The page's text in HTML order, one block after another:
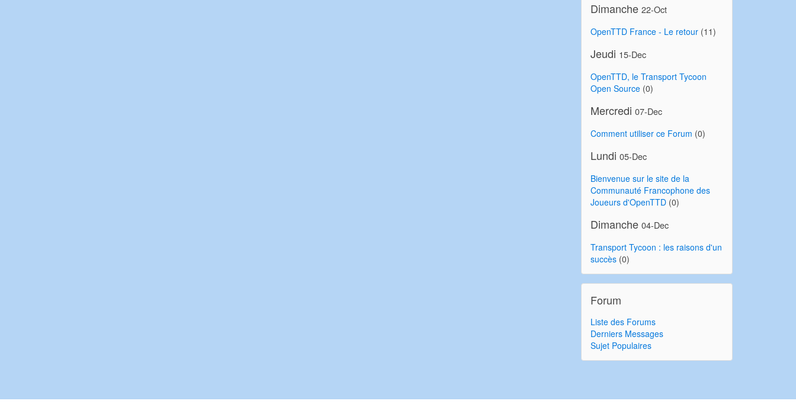
Dimanche 22-Oct
OpenTTD France - Le retour(11)
Jeudi 15-Dec
OpenTTD, le Transport Tycoon
Open Source(0)
Mercredi 07-Dec
Comment utiliser ce Forum (0)
Lundi 05-Dec
Bienvenue sur le site de la
Communauté Francophone des
Joueurs d'OpenTTD(0)
Dimanche 04-Dec
Transport Tycoon : les raisons d'un
succès(0)
Forum
Liste des Forums
Derniers Messages
Sujet Populaires